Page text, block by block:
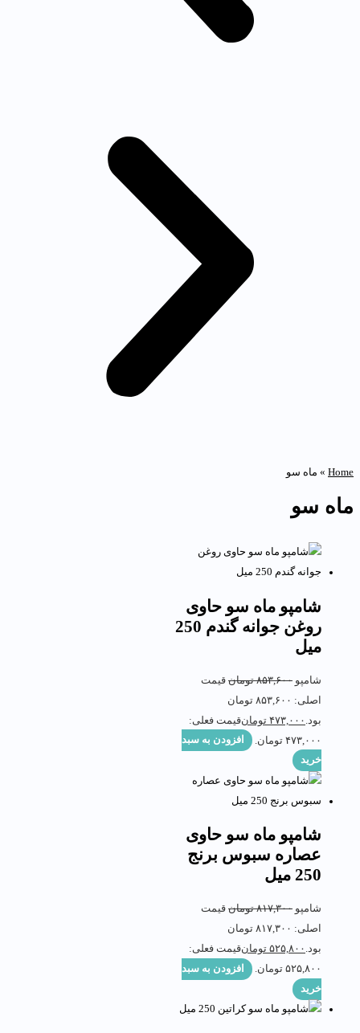
» ماه سو
سو
شامپو ماه سو حاوی
روغن جوانه گندم 250
میل
شامپو۸۵۳,۶۰۰ تومان قیمت
اصلی: ۸۵۳,۶۰۰ تومان
بود.۴۷۳,۰۰۰ تومانقیمت فعلی:
۴۷۳,۰۰۰ تومان.
افزودن به سبد
خرید
شامپو ماه سو حاوی
عصاره سبوس برنج
250 میل
شامپو۸۱۷,۳۰۰ تومان قیمت
اصلی: ۸۱۷,۳۰۰ تومان
بود.۵۲۵,۸۰۰ تومانقیمت فعلی:
۵۲۵,۸۰۰ تومان.
افزودن به سبد
خرید